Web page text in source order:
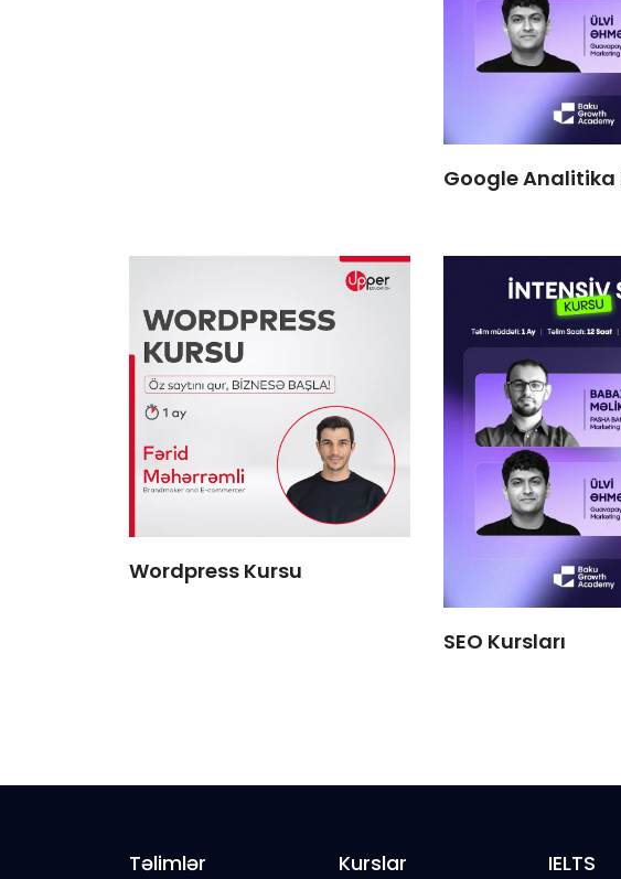
Google Analitika
Wordpress Kursu
SEO Kursları
Təlimlər Kurslar IELTS